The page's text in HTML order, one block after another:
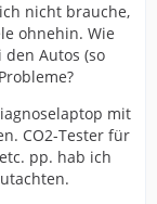
nicht brauche,
ohnehin. Wie
Autos (so
mit
CO2-Tester für
pp. hab ich